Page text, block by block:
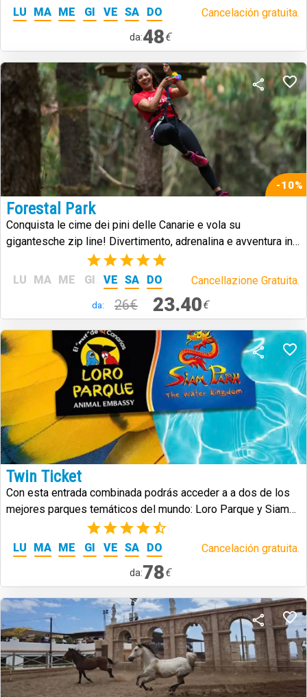
LU MA ME GI VE SA DO Cancelación gratuita.
da:48€
-10%
Forestal Park
Conquista le cime dei pini delle Canarie e vola su
gigantesche zip line! Divertimento, adrenalina e avventura in
mezzo alla natura.
(2)
LU MA ME GI VE SA DO Cancellazione Gratuita.
da: 26€ 23.40€
Twin Ticket
Con esta entrada combinada podrás acceder a a dos de los
mejores parques temáticos del mundo: Loro Parque y Siam
(25)
LU MA ME GI VE SA DO Cancelación gratuita.
da:78€